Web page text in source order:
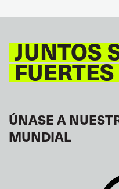
JUNTOS
FUERTES
ÚNASE A
MUNDIAL